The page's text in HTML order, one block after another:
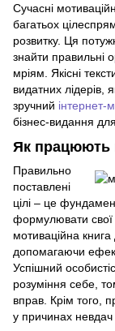
Сучасні
багатьох
розвитку. Ця
знайти правильні
мріям. Якісні
видатних лідерів,
зручний інтернет-
бізнес-видання
Як працюють
Правильно
поставлені
цілі – це
формулювати
мотиваційна книга
допомагаючи
Успішний
розуміння себе,
вправ. Крім того,
у причинах невдач